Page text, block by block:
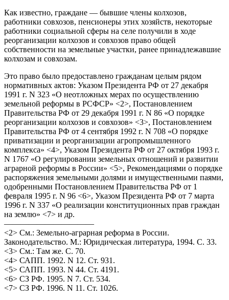
Как известно, граждане — бывшие члены колхозов,
работники совхозов, пенсионеры этих хозяйств, некоторые
работники социальной сферы на селе получили в ходе
реорганизации колхозов и совхозов право общей
собственности на земельные участки, ранее принадлежавшие
колхозам и совхозам.
Это право было предоставлено гражданам целым рядом
нормативных актов: Указом Президента РФ от 27 декабря
1991 г. N 323 «О неотложных мерах по осуществлению
земельной реформы в РСФСР» <2>, Постановлением
Правительства РФ от 29 декабря 1991 г. N 86 «О порядке
реорганизации колхозов и совхозов» <3>, Постановлением
Правительства РФ от 4 сентября 1992 г. N 708 «О порядке
приватизации и реорганизации агропромышленного
комплекса» <4>, Указом Президента РФ от 27 октября 1993 г.
N 1767 «О регулировании земельных отношений и развитии
аграрной реформы в России» <5>, Рекомендациями о порядке
распоряжения земельными долями и имущественными паями,
одобренными Постановлением Правительства РФ от 1
февраля 1995 г. N 96 <6>, Указом Президента РФ от 7 марта
1996 г. N 337 «О реализации конституционных прав граждан
на землю» <7> и др.
———————————
<2> См.: Земельно-аграрная реформа в России.
Законодательство. М.: Юридическая литература, 1994. С. 33.
<3> См.: Там же. С. 70.
<4> САПП. 1992. N 12. Ст. 931.
<5> САПП. 1993. N 44. Ст. 4191.
<6> СЗ РФ. 1995. N 7. Ст. 534.
<7> СЗ РФ. 1996. N 11. Ст. 1026.